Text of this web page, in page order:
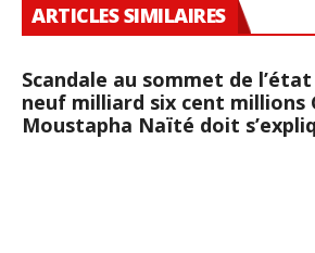
ARTICLES SIMILAIRES
Scandale au sommet de
neuf milliard six cent millions
Moustapha Naïté doit